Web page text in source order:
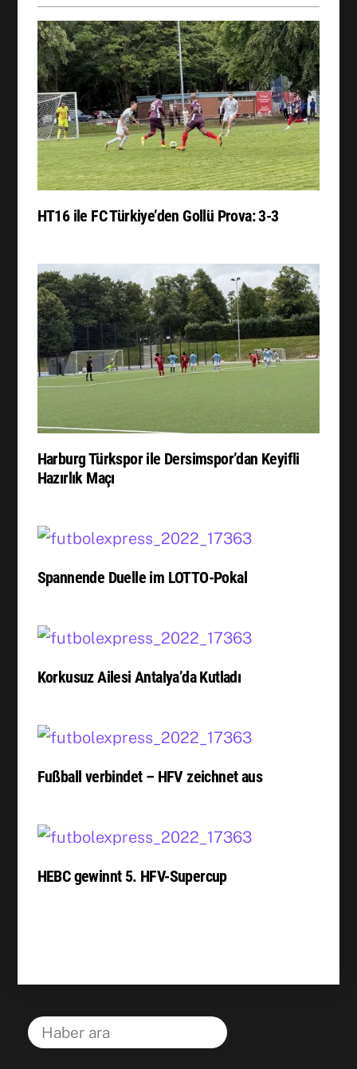
HT16 ile FC Türkiye’den Gollü Prova: 3-3
Harburg Türkspor ile Dersimspor’dan Keyifli
Hazırlık Maçı
Spannende Duelle im LOTTO-Pokal
Korkusuz Ailesi Antalya’da Kutladı
Fußball verbindet – HFV zeichnet aus
HEBC gewinnt 5. HFV-Supercup